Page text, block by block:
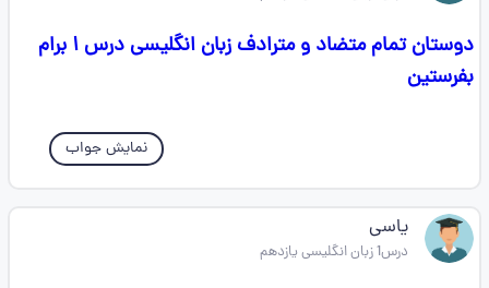
دوستان تمام متضاد و مترادف زبان انگلیسی درس ۱ برام
بفرستین
نمایش جواب
یاسی
درس1 زبان انگلیسی یازدهم